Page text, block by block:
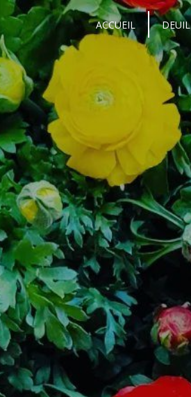
ACCUEIL DEUIL
Panneau de gestion des cookies